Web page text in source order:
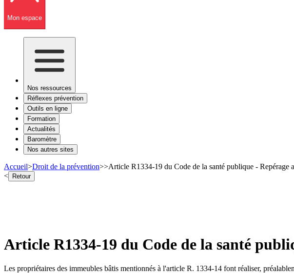
Mon espace
Nos ressources
Réflexes prévention
Outils en ligne
Formation
Actualités
Baromètre
Nos autres sites
Accueil>Droit de la prévention>>Article R1334-19 du Code de la santé publique - Repérage
< Retour
Article R1334-19 du Code de la santé
Les propriétaires des immeubles bâtis mentionnés à l'article R. 1334-14 font réaliser,